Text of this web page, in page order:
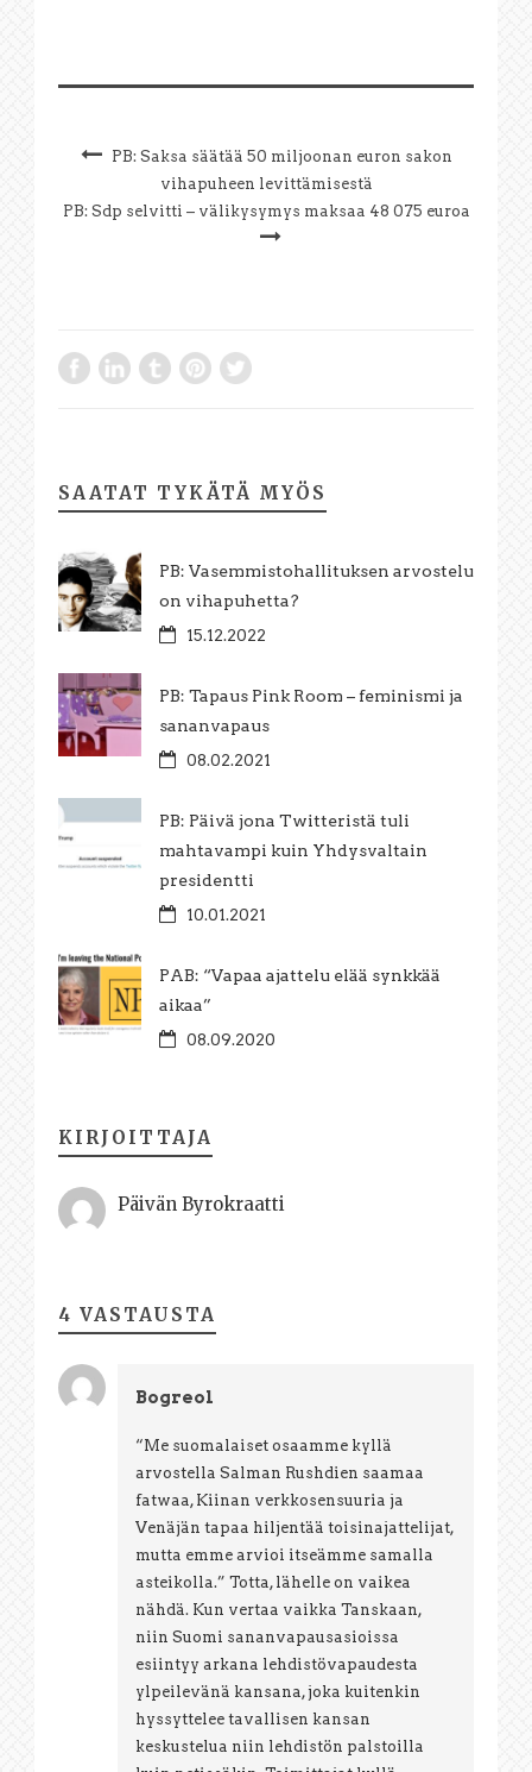
PB: Saksa säätää 50 miljoonan euron sakon
vihapuheen levittämisestä
PB: Sdp selvitti – välikysymys maksaa 48 075 euroa
SAATAT TYKÄTÄ MYÖS
PB: Vasemmistohallituksen arvostelu
on vihapuhetta?
15.12.2022
PB: Tapaus Pink Room – feminismi ja
sananvapaus
08.02.2021
PB: Päivä jona Twitteristä tuli
mahtavampi kuin Yhdysvaltain
presidentti
10.01.2021
PAB: “Vapaa ajattelu elää synkkää
aikaa”
08.09.2020
KIRJOITTAJA
Päivän Byrokraatti
4 VASTAUSTA
Bogreol
“Me suomalaiset osaamme kyllä
arvostella Salman Rushdien saamaa
fatwaa, Kiinan verkkosensuuria ja
Venäjän tapaa hiljentää toisinajattelijat,
mutta emme arvioi itseämme samalla
asteikolla.” Totta, lähelle on vaikea
nähdä. Kun vertaa vaikka Tanskaan,
niin Suomi sananvapausasioissa
esiintyy arkana lehdistövapaudesta
ylpeilevänä kansana, joka kuitenkin
hyssyttelee tavallisen kansan
keskustelua niin lehdistön palstoilla